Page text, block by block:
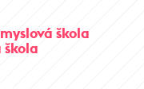
škola